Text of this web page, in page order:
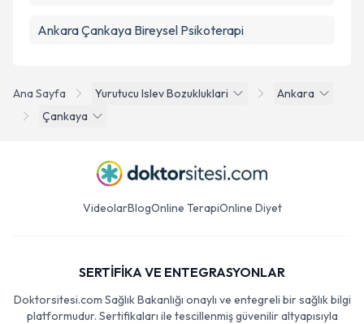
Ana Sayfa Yurutucu Islev Bozukluklari
Ankara
Çankaya
Ankara Çankaya Bireysel Psikoterapi
VideolarBlogOnline TerapiOnline Diyet
SERTİFİKA VE ENTEGRASYONLAR
Doktorsitesi.com Sağlık Bakanlığı onaylı ve entegreli bir sağlık bilgi
platformudur. Sertifikaları ile tescillenmiş güvenilir altyapısıyla